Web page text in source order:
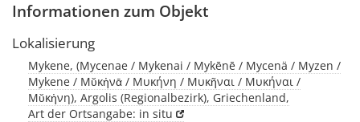
Informationen zum Objekt
Lokalisierung
Mykene, (Mycenae / Mykenai / Mykēnē / Mycenä / Myzen /
Mykene / Μῠκἠνᾱ / Μυκήνη / Μυκῆναι / Μυκήναι /
Μῠκἠνη), Argolis (Regionalbezirk), Griechenland,
Art der Ortsangabe: in situ